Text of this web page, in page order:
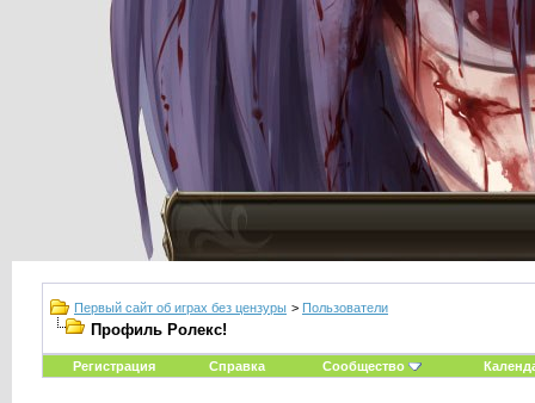
Первый сайт об играх без цензуры > Пользователи
Профиль Ролекс!
Регистрация Справка Сообщество